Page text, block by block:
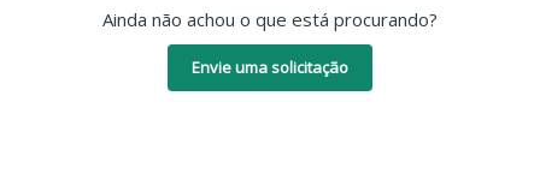
Ainda não achou o que está procurando?
Envie uma solicitação